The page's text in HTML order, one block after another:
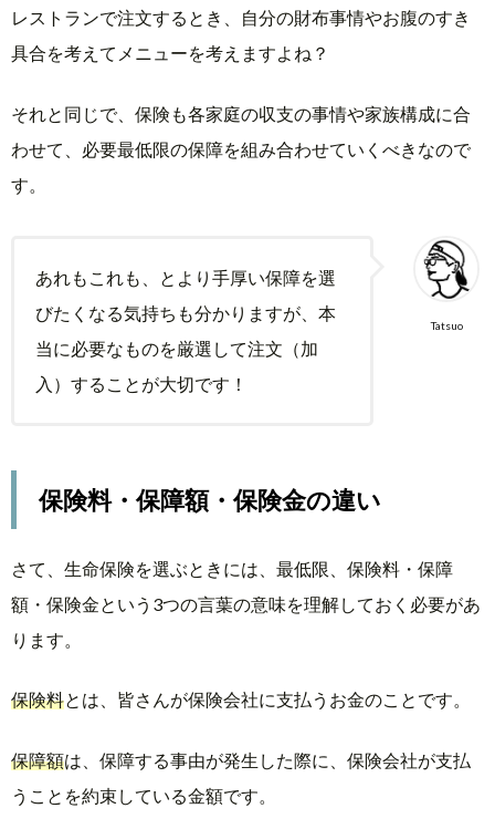
解説
6.
と
め
レストランで注文するとき、自分の財布事情やお腹のすき
具合を考えてメニューを考えますよね？
それと同じで、保険も各家庭の収支の事情や家族構成に合
わせて、必要最低限の保障を組み合わせていくべきなので
す。
Tatsuo
あれもこれも、とより手厚い保障を選
びたくなる気持ちも分かりますが、本
当に必要なものを厳選して注文（加
入）することが大切です！
保険料・保障額・保険金の違い
さて、生命保険を選ぶときには、最低限、保険料・保障
額・保険金という3つの言葉の意味を理解しておく必要があ
ります。
保険料とは、皆さんが保険会社に支払うお金のことです。
保障額は、保障する事由が発生した際に、保険会社が支払
うことを約束している金額です。